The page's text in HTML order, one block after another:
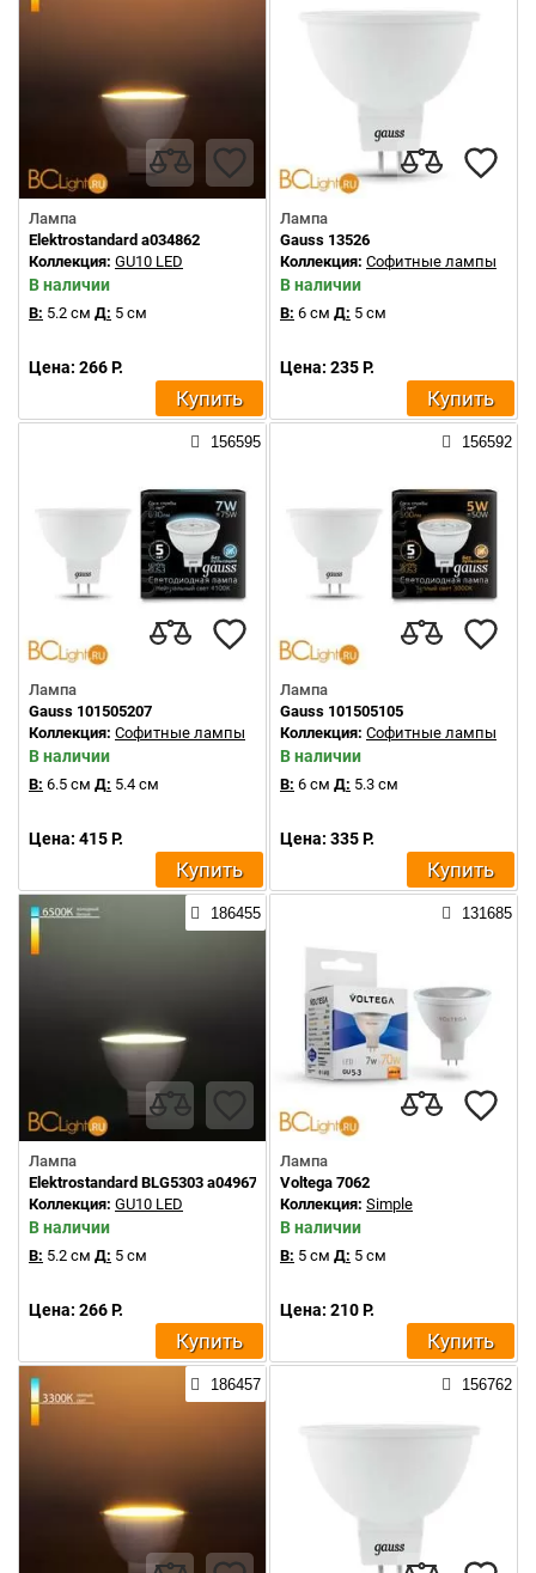
Лампа
Elektrostandard a034862
Коллекция: GU10 LED
В наличии
В: 5.2 см Д: 5 см
Цена: 266 Р.
Купить
Лампа
Gauss 13526
Коллекция: Софитные лампы
В наличии
В: 6 см Д: 5 см
Цена: 235 Р.
Купить
156595
Лампа
Gauss 101505207
Коллекция: Софитные лампы
В наличии
В: 6.5 см Д: 5.4 см
Цена: 415 Р.
Купить
156592
Лампа
Gauss 101505105
Коллекция: Софитные лампы
В наличии
В: 6 см Д: 5.3 см
Цена: 335 Р.
Купить
186455
Лампа
Elektrostandard BLG5303 a049675
Коллекция: GU10 LED
В наличии
В: 5.2 см Д: 5 см
Цена: 266 Р.
Купить
131685
Лампа
Voltega 7062
Коллекция: Simple
В наличии
В: 5 см Д: 5 см
Цена: 210 Р.
Купить
186457 156762